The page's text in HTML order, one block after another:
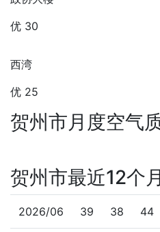
优 30
西湾
优 25
贺州市月度空气
贺州市最近12个
2026/06 39 38 44